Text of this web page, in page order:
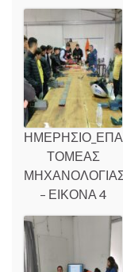
ΤΟΜΕΑΣ
– ΕΙΚΟΝΑ 4